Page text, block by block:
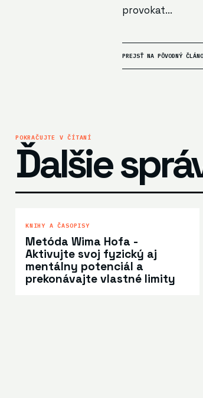
provokat...
PREJSŤ NA PÔVODNÝ
POKRAČUJTE V ČÍTANÍ
Ďalšie
KNIHY A ČASOPISY
Metóda Wima Hofa -
Aktivujte svoj fyzický aj
mentálny potenciál a
prekonávajte vlastné limity